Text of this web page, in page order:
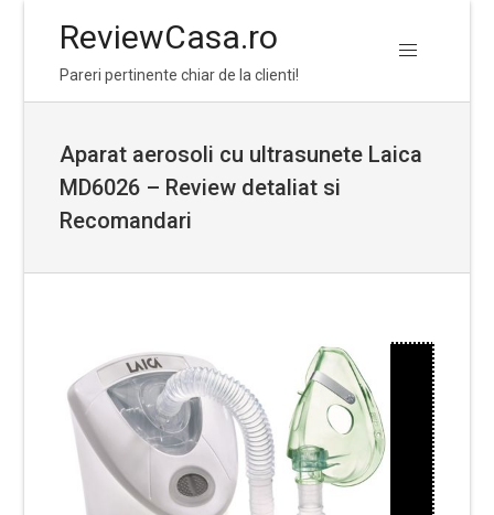
ReviewCasa.ro
Pareri pertinente chiar de la clienti!
Aparat aerosoli cu ultrasunete Laica
MD6026 – Review detaliat si
Recomandari